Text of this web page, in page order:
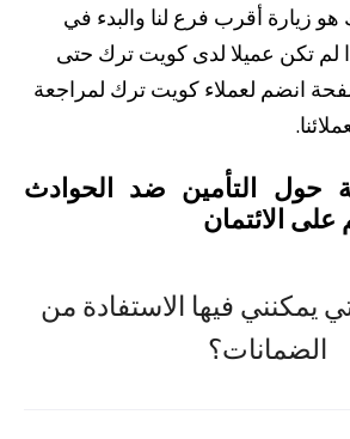
هو زيارة أقرب فرع لنا والبدء في
لم تكن عميلا لدى كويت ترك حتى
انضم لعملاء كويت ترك لمراجعة
حول التأمين ضد الحوادث
الائتمان
يمكنني فيها الاستفادة من
الضمانات؟